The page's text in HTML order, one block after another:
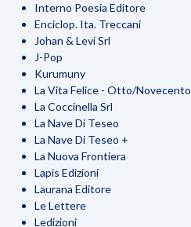
Interno Poesia Editore
Enciclop. Ita. Treccani
Johan & Levi Srl
J-Pop
Kurumuny
La Vita Felice - Otto/Novecento
La Coccinella Srl
La Nave Di Teseo
La Nave Di Teseo +
La Nuova Frontiera
Lapis Edizioni
Laurana Editore
Le Lettere
Ledizioni